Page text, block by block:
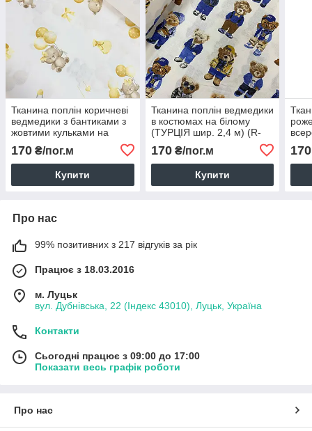
Тканина поплін коричневі
ведмедики з бантиками з
жовтими кульками на
білому (ТУРЦІЯ шир. 2,4
м) (R-FR-0867)
170 ₴/пог.м
Купити
Тканина поплін ведмедики
в костюмах на білому
(ТУРЦІЯ шир. 2,4 м) (R-
170₴/пог.м
Купити
FR-
170
Про нас
99% позитивних з 217 відгуків за рік
Працює з 18.03.2016
м. Луцьк
вул. Дубнівська, 22 (Індекс 43010), Луцьк, Україна
Контакти
Сьогодні працює з 09:00 до 17:00
Показати весь графік роботи
Про нас